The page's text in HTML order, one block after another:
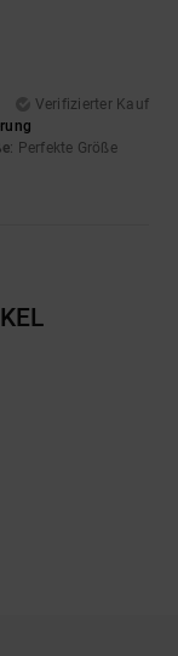
Verifizierter Kauf
: Perfekte Größe